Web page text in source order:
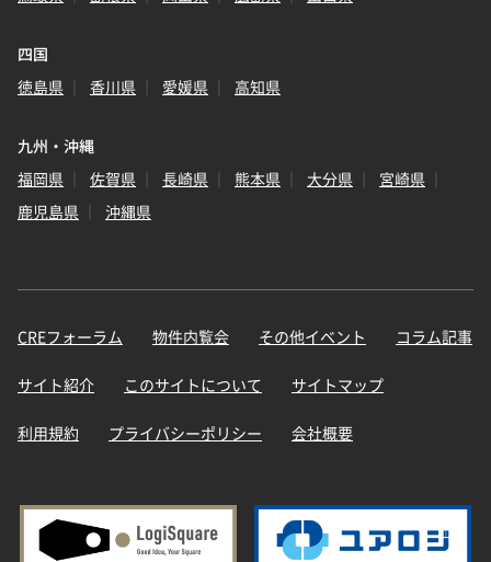
四国
徳島県
香川県 愛媛県 高知県
九州・沖縄
福岡県
佐賀県 長崎県 熊本県 大分県
宮崎県
鹿児島県
沖縄県
CREフォーラム 物件内覧会 その他イベント コラム記事
サイト紹介 このサイトについて サイトマップ
利用規約 プライバシーポリシー 会社概要